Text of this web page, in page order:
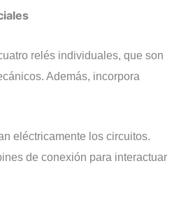
relés individuales, que son
Además, incorpora
eléctricamente los circuitos.
de conexión para interactuar